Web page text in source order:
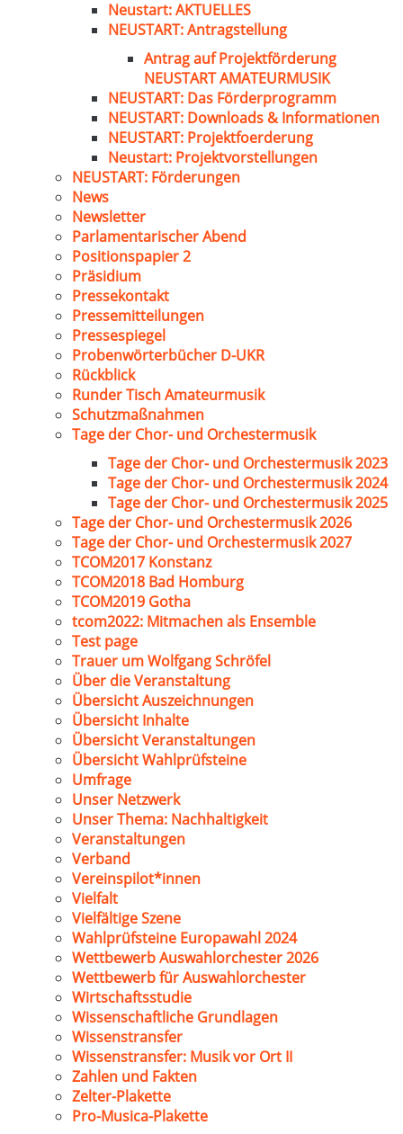
Neustart: AKTUELLES
NEUSTART: Antragstellung
Antrag auf Projektförderung
NEUSTART AMATEURMUSIK
NEUSTART: Das Förderprogramm
NEUSTART: Downloads & Informationen
NEUSTART: Projektfoerderung
Neustart: Projektvorstellungen
NEUSTART: Förderungen
News
Newsletter
Parlamentarischer Abend
Positionspapier 2
Präsidium
Pressekontakt
Pressemitteilungen
Pressespiegel
Probenwörterbücher D-UKR
Rückblick
Runder Tisch Amateurmusik
Schutzmaßnahmen
Tage der Chor- und Orchestermusik
Tage der Chor- und Orchestermusik 2023
Tage der Chor- und Orchestermusik 2024
Tage der Chor- und Orchestermusik 2025
Tage der Chor- und Orchestermusik 2026
Tage der Chor- und Orchestermusik 2027
TCOM2017 Konstanz
TCOM2018 Bad Homburg
TCOM2019 Gotha
tcom2022: Mitmachen als Ensemble
Test page
Trauer um Wolfgang Schröfel
Über die Veranstaltung
Übersicht Auszeichnungen
Übersicht Inhalte
Übersicht Veranstaltungen
Übersicht Wahlprüfsteine
Umfrage
Unser Netzwerk
Unser Thema: Nachhaltigkeit
Veranstaltungen
Verband
Vereinspilot*innen
Vielfalt
Vielfältige Szene
Wahlprüfsteine Europawahl 2024
Wettbewerb Auswahlorchester 2026
Wettbewerb für Auswahlorchester
Wirtschaftsstudie
Wissenschaftliche Grundlagen
Wissenstransfer
Wissenstransfer: Musik vor Ort II
Zahlen und Fakten
Zelter-Plakette
Pro-Musica-Plakette